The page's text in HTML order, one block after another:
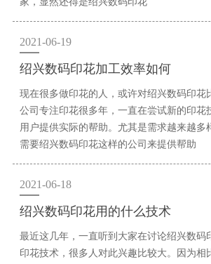
2021-06-19
绍兴数码印花加工效率如何
现在很多做印花的人，或许对绍兴数码印花
公司专注印花很多年，一直在尝试新的印花
用户提供实际的帮助。尤其是需求越来越多
需要绍兴数码印花这样的公司来提供帮助
2021-06-18
绍兴数码印花用的什么技术
最近这几年，一直听到大家在讨论绍兴数码
印花技术，很多人对此兴趣比较大。因为相